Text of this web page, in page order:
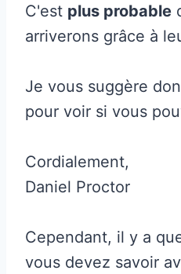
C'est plus probable
arriverons grâce à
Je vous suggère
pour voir si vous
Cordialement,
Daniel Proctor
Cependant, il y a
vous devez savoir